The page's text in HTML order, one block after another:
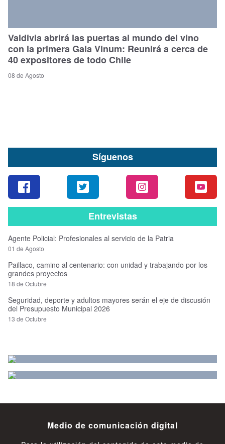
Valdivia abrirá las puertas al mundo del vino
con la primera Gala Vinum: Reunirá a cerca de
40 expositores de todo Chile
08 de Agosto
Síguenos
Entrevistas
Agente Policial: Profesionales al servicio de la Patria
01 de Agosto
Paillaco, camino al centenario: con unidad y trabajando por los
grandes proyectos
18 de Octubre
Seguridad, deporte y adultos mayores serán el eje de discusión
del Presupuesto Municipal 2026
13 de Octubre
Medio de comunicación digital